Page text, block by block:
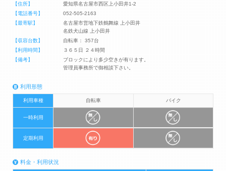
【住所】
愛知県名古屋市西区上小田井1-2
【電話番号】
052-505-2163
【最寄駅】
名古屋市営地下鉄鶴舞線 上小田井
名鉄犬山線 上小田井
【収容台数】
自転車： 357台
【利用時間】
３６５日 ２４時間
【備考】
ブロックにより多少空きが有ります。
管理員事務所で御相談下さい。
利用形態
利用車種 自転車 バイク
一時利用
定期利用
料金・利用状況